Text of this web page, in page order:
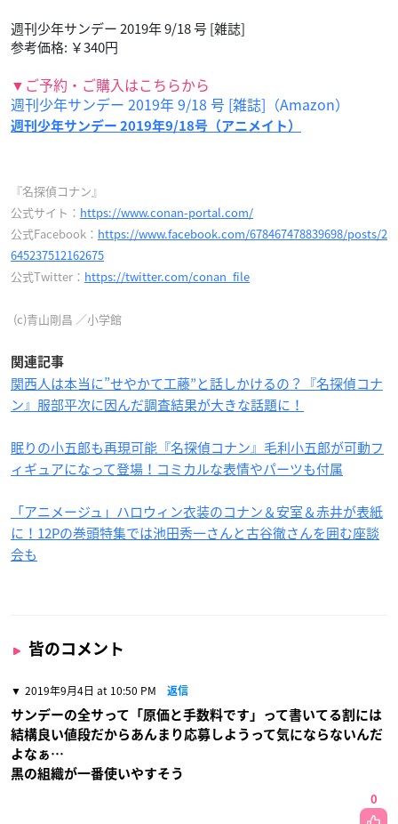
週刊少年サンデー 2019年 9/18 号 [雑誌]
参考価格: ￥340円
▼ご予約・ご購入はこちらから
週刊少年サンデー 2019年 9/18 号 [雑誌]（Amazon）
週刊少年サンデー 2019年9/18号（アニメイト）
『名探偵コナン』
公式サイト： https://www.conan-portal.com/
公式Facebook： https://www.facebook.com/678467478839698/posts/2
645237512162675
公式Twitter： https://twitter.com/conan_file
(c)青山剛昌 ／小学館
関連記事
関西人は本当に”せやかて工藤”と話しかけるの？『名探偵コナ
ン』服部平次に因んだ調査結果が大きな話題に！
眠りの小五郎も再現可能『名探偵コナン』毛利小五郎が可動フ
ィギュアになって登場！コミカルな表情やパーツも付属
「アニメージュ」ハロウィン衣装のコナン＆安室＆赤井が表紙
に！12Pの巻頭特集では池田秀一さんと古谷徹さんを囲む座談
会も
皆のコメント
2019年9月4日 at 10:50 PM 返信
サンデーの全サって「原価と手数料です」って書いてる割には
結構良い値段だからあんまり応募しようって気にならないんだ
よなぁ…
黒の組織が一番使いやすそう
0